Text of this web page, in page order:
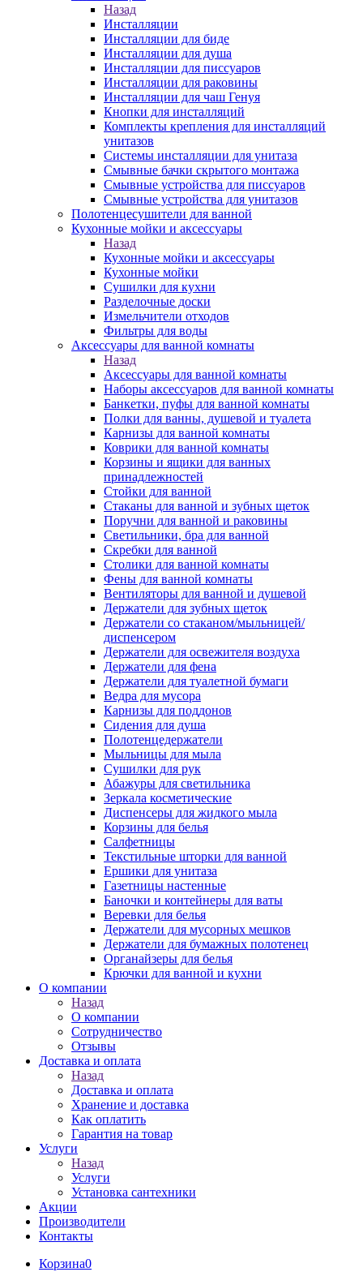
Назад
Инсталляции
Инсталляции для биде
Инсталляции для душа
Инсталляции для писсуаров
Инсталляции для раковины
Инсталляции для чаш Генуя
Кнопки для инсталляций
Комплекты крепления для инсталляций
унитазов
Системы инсталляции для унитаза
Смывные бачки скрытого монтажа
Смывные устройства для писсуаров
Смывные устройства для унитазов
Полотенцесушители для ванной
Кухонные мойки и аксессуары
Назад
Кухонные мойки и аксессуары
Кухонные мойки
Сушилки для кухни
Разделочные доски
Измельчители отходов
Фильтры для воды
Аксессуары для ванной комнаты
Назад
Аксессуары для ванной комнаты
Наборы аксессуаров для ванной комнаты
Банкетки, пуфы для ванной комнаты
Полки для ванны, душевой и туалета
Карнизы для ванной комнаты
Коврики для ванной комнаты
Корзины и ящики для ванных
принадлежностей
Стойки для ванной
Стаканы для ванной и зубных щеток
Поручни для ванной и раковины
Светильники, бра для ванной
Скребки для ванной
Столики для ванной комнаты
Фены для ванной комнаты
Вентиляторы для ванной и душевой
Держатели для зубных щеток
Держатели со стаканом/мыльницей/
диспенсером
Держатели для освежителя воздуха
Держатели для фена
Держатели для туалетной бумаги
Ведра для мусора
Карнизы для поддонов
Сидения для душа
Полотенцедержатели
Мыльницы для мыла
Сушилки для рук
Абажуры для светильника
Зеркала косметические
Диспенсеры для жидкого мыла
Корзины для белья
Салфетницы
Текстильные шторки для ванной
Ершики для унитаза
Газетницы настенные
Баночки и контейнеры для ваты
Веревки для белья
Держатели для мусорных мешков
Держатели для бумажных полотенец
Органайзеры для белья
Крючки для ванной и кухни
О компании
Назад
О компании
Сотрудничество
Отзывы
Доставка и оплата
Назад
Доставка и оплата
Хранение и доставка
Как оплатить
Гарантия на товар
Услуги
Назад
Услуги
Установка сантехники
Акции
Производители
Контакты
Корзина0